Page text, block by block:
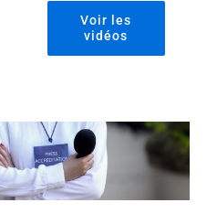
Photos
Voir les
vidéos